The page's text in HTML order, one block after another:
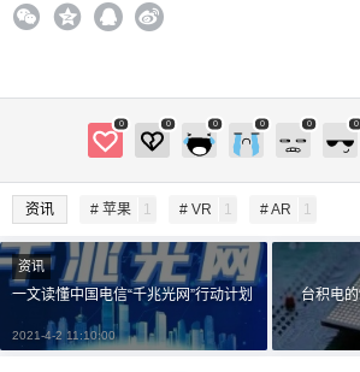
0 0 0 0 0 0
资讯 # 苹果 1 # VR 1 # AR 1
2 元
20 元 50
资讯
一文读懂中国电信“千兆光网”行动计划
2021-4-2 11:10:00
台积电